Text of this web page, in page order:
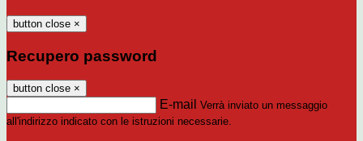
button close ×
Recupero password
button close ×
E-mail Verrà inviato un messaggio
all'indirizzo indicato con le istruzioni necessarie.